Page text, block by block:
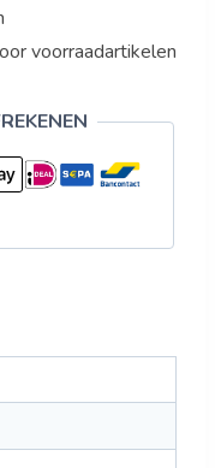
voorraadartikelen